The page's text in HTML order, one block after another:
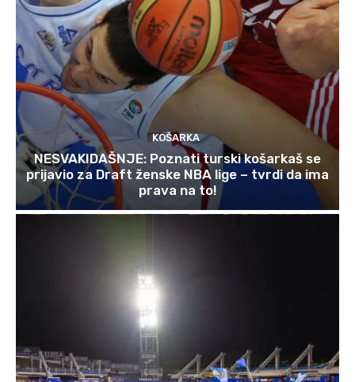
KOŠARKA
NESVAKIDAŠNJE: Poznati turski košarkaš se
prijavio za Draft ženske NBA lige – tvrdi da ima
prava na to!